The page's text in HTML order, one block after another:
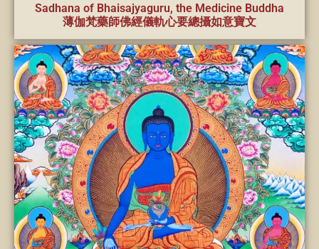
Sadhana of Bhaisajyaguru, the Medicine Buddha
薄伽梵藥師佛經儀軌心要總攝如意寶文